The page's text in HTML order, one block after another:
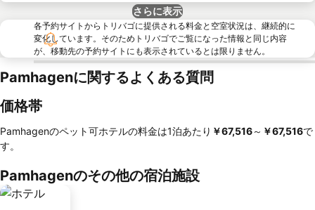
さらに表示
各予約サイトからトリバゴに提供される料金と空室状況は、継続的に
変化しています。そのためトリバゴでご覧になった情報と同じ内容
が、移動先の予約サイトにも表示されているとは限りません。
Pamhagenに関するよくある質問
価格帯
Pamhagenのペット可ホテルの料金は1泊あたり ‎￥67,516～ ‎￥67,516で
す。
Pamhagenのその他の宿泊施設